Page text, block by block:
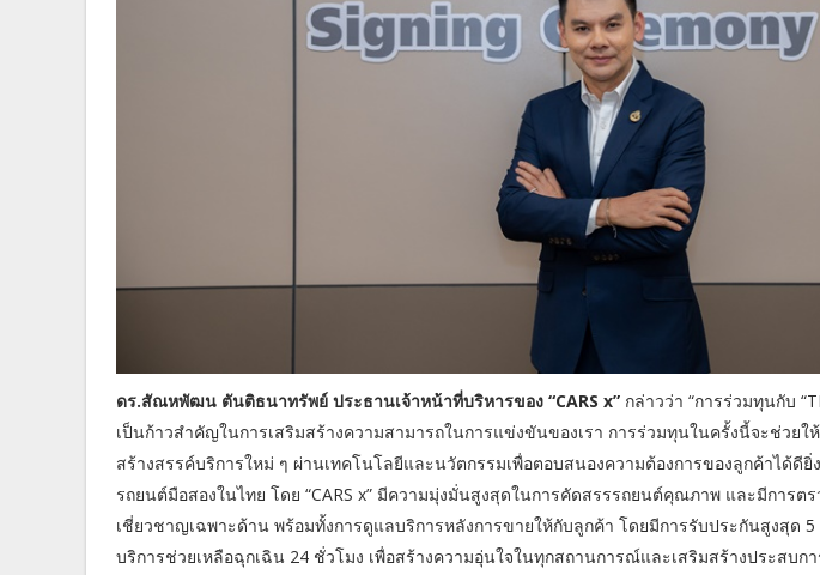
ดร.สัณหพัฒน ตันติธนาทรัพย์ ประธานเจ้าหน้าที่บริหารของ “CARS x” กล่าวว่า “การร่วมทุนกับ
เป็นก้าวสำคัญในการเสริมสร้างความสามารถในการแข่งขันของเรา การร่วมทุนในครั้งนี้จะช่วยใ
สร้างสรรค์บริการใหม่ ๆ ผ่านเทคโนโลยีและนวัตกรรมเพื่อตอบสนองความต้องการของลูกค้าได้ดี
รถยนต์มือสองในไทย โดย “CARS x” มีความมุ่งมั่นสูงสุดในการคัดสรรรถยนต์คุณภาพ และมีการต
เชี่ยวชาญเฉพาะด้าน พร้อมทั้งการดูแลบริการหลังการขายให้กับลูกค้า โดยมีการรับประกันสูงสุด 5
บริการช่วยเหลือฉุกเฉิน 24 ชั่วโมง เพื่อสร้างความอุ่นใจในทุกสถานการณ์และเสริมสร้างประสบ